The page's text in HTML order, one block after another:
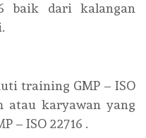
baik dari kalangan
training GMP – ISO
atau karyawan yang
– ISO 22716 .